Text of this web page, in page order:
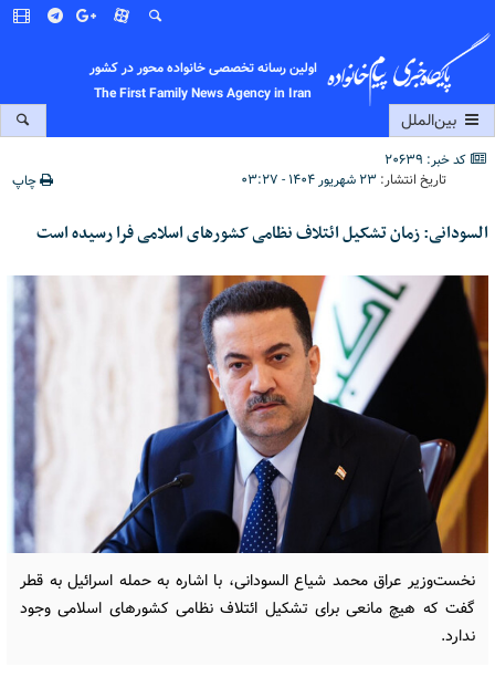
اولین رسانه تخصصی خانواده محور در کشور
The First Family News Agency in Iran
بین‌الملل
کد خبر: 20639
تاریخ انتشار:۲۳ شهریور ۱۴۰۴ - ۰۳:۲۷ چاپ
السودانی: زمان تشکیل ائتلاف نظامی کشورهای اسلامی فرا رسیده است
نخست‌وزیر عراق محمد شیاع السودانی، با اشاره به حمله اسرائیل به قطر
گفت که هیچ مانعی برای تشکیل ائتلاف نظامی کشورهای اسلامی وجود
ندارد.